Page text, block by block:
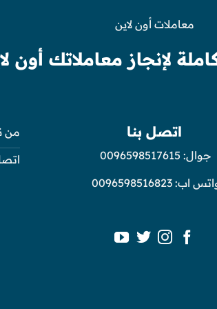
معاملات أون لاين
لإنجاز معاملاتك أون
اتصل بنا
جوال: 0096598517615
اب:0096598516823
من